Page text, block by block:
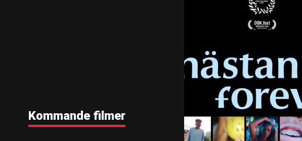
Kommande filmer